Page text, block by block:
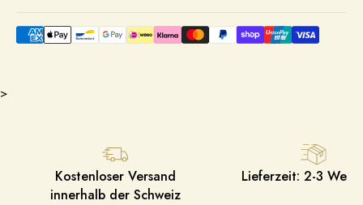
>
Kostenloser Versand
innerhalb der Schweiz
Lieferzeit: 2-3